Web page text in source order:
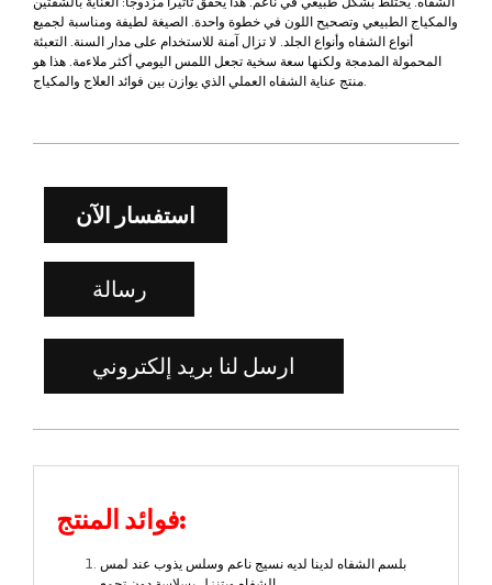
والمكياج الطبيعي وتصحيح اللون في خطوة واحدة. الصيغة لطيفة ومناسبة لجميع
أنواع الشفاه وأنواع الجلد. لا تزال آمنة للاستخدام على مدار السنة. التعبئة
المحمولة المدمجة ولكنها سعة سخية تجعل اللمس اليومي أكثر ملاءمة. هذا هو
منتج عناية الشفاه العملي الذي يوازن بين فوائد العلاج والمكياج.
استفسار الآن
رسالة
ارسل لنا بريد إلكتروني
فوائد المنتج:
بلسم الشفاه لدينا لديه نسيج ناعم وسلس يذوب عند لمس